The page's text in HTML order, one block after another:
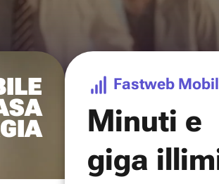
Fastweb
Minuti e
giga